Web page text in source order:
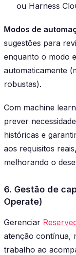
ou Harness
Modos de
sugestões para
enquanto o modo
automaticamente
robustas).
Com machine
prever
históricas e
aos requisitos
melhorando o
6. Gestão de
Operate)
Gerenciar
atenção contínua,
trabalho ao